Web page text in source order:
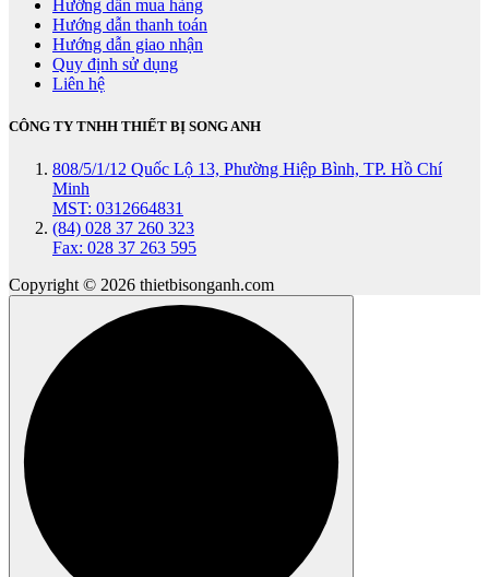
Hướng dẫn mua hàng
Hướng dẫn thanh toán
Hướng dẫn giao nhận
Quy định sử dụng
Liên hệ
CÔNG TY TNHH THIẾT BỊ SONG ANH
808/5/1/12 Quốc Lộ 13, Phường Hiệp Bình, TP. Hồ Chí
Minh
MST: 0312664831
(84) 028 37 260 323
Fax: 028 37 263 595
Copyright © 2026 thietbisonganh.com